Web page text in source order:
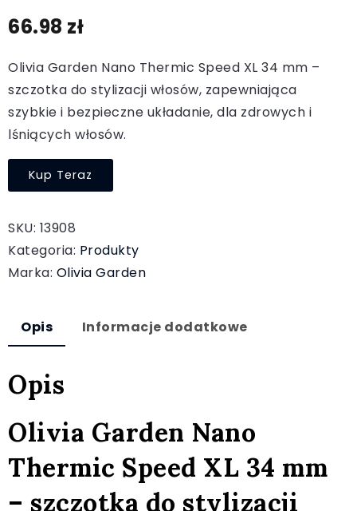
66.98 zł
Olivia Garden Nano Thermic Speed XL 34 mm –
szczotka do stylizacji włosów, zapewniająca
szybkie i bezpieczne układanie, dla zdrowych i
lśniących włosów.
Kup Teraz
SKU: 13908
Kategoria: Produkty
Marka: Olivia Garden
Opis Informacje dodatkowe
Opis
Olivia Garden Nano
Thermic Speed XL 34 mm
– szczotka do stylizacji